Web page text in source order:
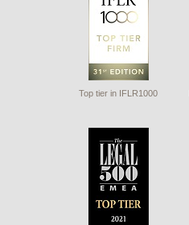
Top tier in IFLR1000